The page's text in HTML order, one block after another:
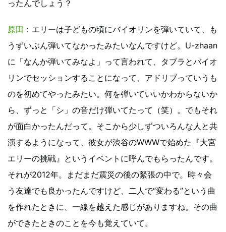
ったんでしょう？
原田 ：エリーは子どもの頃にバイオリンを弾いていて、も
うずいぶん弾いてなかったみたいなんですけど。U-zhaan
に「なんか弾いてみなよ」って言われて、タブラとバイオ
リンでセッションすることになって、アドリブっていうも
のを初めてやったみたい。何を弾いていいかわからないか
ら、ずっと「シ」の音だけ弾いてたって（笑）。でもそれ
が面白かったんだって。そこから少しずついろんな人と共
演するようになって、彼女が渋谷のWWWで始めた『大宮
エリーの挑戦』というイベントに呼んでもらったんです。
それが2012年。まだまだ震災の後の緊張の中で。時々会
う友達でも良かったんですけど、二人で“変わる”という曲
を作れたときに、一線を越えた感じがありますね。その曲
ができたときのことを今も覚えていて。